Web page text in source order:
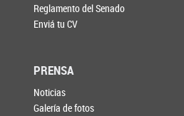
Reglamento del Senado
Enviá tu CV
PRENSA
Noticias
Galería de fotos